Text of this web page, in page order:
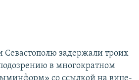
задержали троих
в многократном